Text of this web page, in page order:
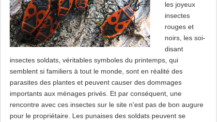
les joyeux
insectes
rouges et
noirs, les soi-
disant
insectes soldats, véritables symboles du printemps, qui
semblent si familiers à tout le monde, sont en réalité des
parasites des plantes et peuvent causer des dommages
importants aux ménages privés. Et par conséquent, une
rencontre avec ces insectes sur le site n'est pas de bon augure
pour le propriétaire. Les punaises des soldats peuvent se